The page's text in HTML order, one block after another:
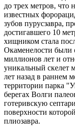
до трех метров, что
известных
зубов пурусзавра,
достигавшего 10
хищником стала
Окаменелости были
миллионов лет и
уникальный скелет
лет назад в раннем
территории парка
берегах Волги
готеривскую
поверхности
плиозавра.